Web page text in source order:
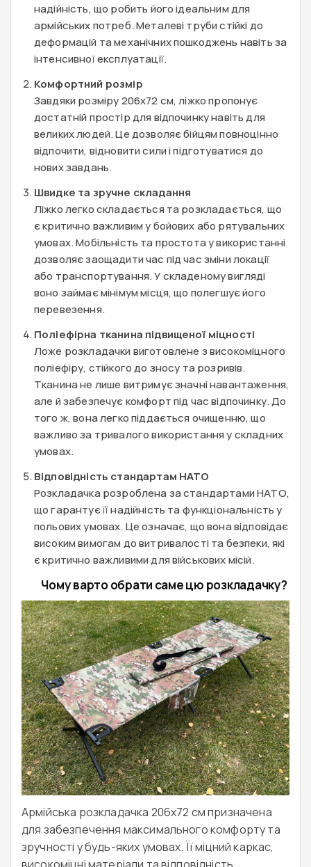
надійність, що робить його ідеальним для
армійських потреб. Металеві труби стійкі до
деформацій та механічних пошкоджень навіть за
інтенсивної експлуатації.
Комфортний розмір
Завдяки розміру 206x72 см, ліжко пропонує
достатній простір для відпочинку навіть для
великих людей. Це дозволяє бійцям повноцінно
відпочити, відновити сили і підготуватися до
нових завдань.
Швидке та зручне складання
Ліжко легко складається та розкладається, що
є критично важливим у бойових або рятувальних
умовах. Мобільність та простота у використанні
дозволяє заощадити час під час зміни локації
або транспортування. У складеному вигляді
воно займає мінімум місця, що полегшує його
перевезення.
Поліефірна тканина підвищеної міцності
Ложе розкладачки виготовлене з високоміцного
поліефіру, стійкого до зносу та розривів.
Тканина не лише витримує значні навантаження,
але й забезпечує комфорт під час відпочинку. До
того ж, вона легко піддається очищенню, що
важливо за тривалого використання у складних
умовах.
Відповідність стандартам НАТО
Розкладачка розроблена за стандартами НАТО,
що гарантує її надійність та функціональність у
польових умовах. Це означає, що вона відповідає
високим вимогам до витривалості та безпеки, які
є критично важливими для військових місій.
Чому варто обрати саме цю розкладачку?
Армійська розкладачка 206x72 см призначена
для забезпечення максимального комфорту та
зручності у будь-яких умовах. Її міцний каркас,